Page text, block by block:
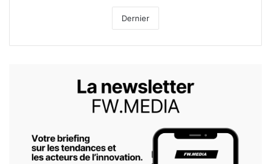
Dernier